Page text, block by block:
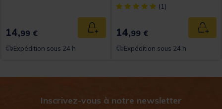
14,99 € Ajouter au panier
Expédition sous 24 h
[object Object] out of 5
(1)
14,99 €
Expédition sous 24 h
Inscrivez-vous à notre newsletter